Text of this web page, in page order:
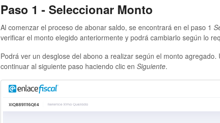
Paso 1 - Seleccionar Monto
Al comenzar el proceso de abonar saldo, se encontrará en el paso 1
verificar el monto elegido anteriormente y podrá cambiarlo según lo
Podrá ver un desglose del abono a realizar según el monto
continuar al siguiente paso haciendo clic en Siguiente.